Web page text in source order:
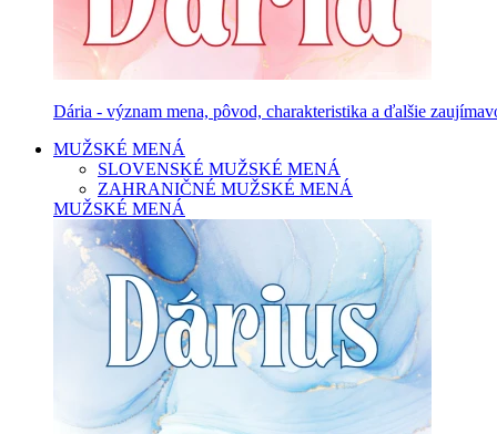
Dária - význam mena, pôvod, charakteristika a ďalšie
MUŽSKÉ MENÁ
SLOVENSKÉ MUŽSKÉ MENÁ
ZAHRANIČNÉ MUŽSKÉ MENÁ
MUŽSKÉ MENÁ